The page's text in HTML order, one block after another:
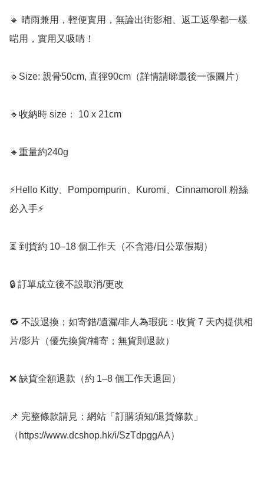
🔹 晴雨兼用，輕便實用，無論出街影相、返工返學都一樣
啱用，實用又吸睛！
🔹Size: 親骨50cm, 直徑90cm（詳情請睇最後一張圖片）
🔹收納時 size： 10 x 21cm
🔹重量約240g
⚡️Hello Kitty、Pompompurin、Kuromi、Cinnamoroll 粉絲
必入手⚡️
⏳ 到貨約 10–18 個工作天（不含港/日公眾假期）
🔒 訂單成立後不設取消/更改
🔁 不設退換；如寄錯/遺漏/非人為瑕疵：收貨 7 天內提供相
片/影片（優先換貨/補寄；無貨則退款）
❌ 缺貨全額退款（約 1–8 個工作天退回）
📌 完整條款請見：網站「訂購須知/退貨條款」
（https://www.dcshop.hk/i/SzTdpggAA）